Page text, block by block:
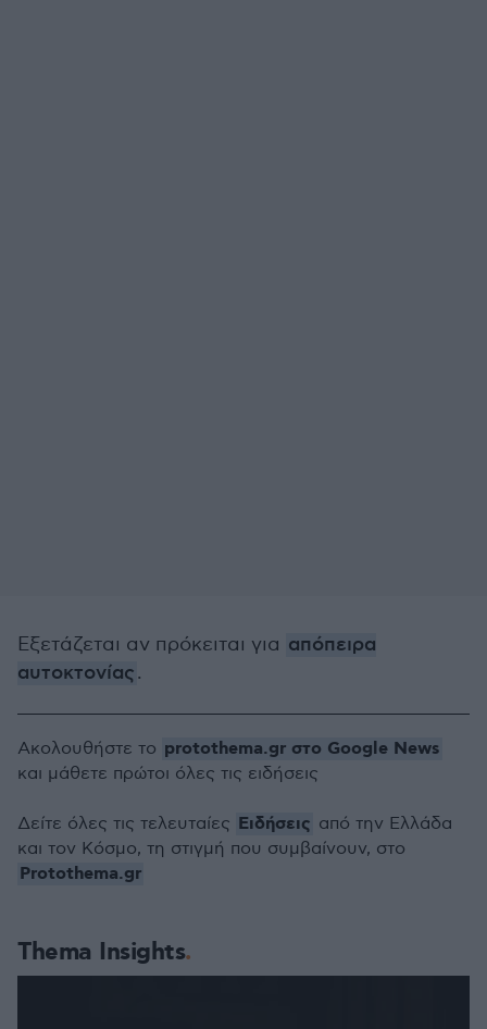
Εξετάζεται αν πρόκειται για απόπειρα
αυτοκτονίας.
Thema Insights
Ακολουθήστε το protothema.gr στο Google News
και μάθετε πρώτοι όλες τις ειδήσεις
Δείτε όλες τις τελευταίες Ειδήσεις από την Ελλάδα
και τον Κόσμο, τη στιγμή που συμβαίνουν, στο
Protothema.gr